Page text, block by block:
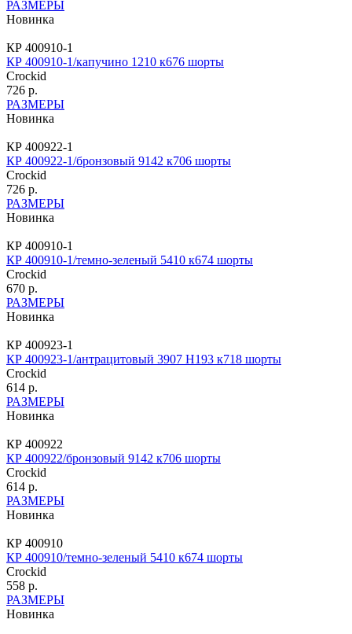
РАЗМЕРЫ
Новинка
КР 400910-1
КР 400910-1/капучино 1210 к676 шорты
Crockid
726 р.
РАЗМЕРЫ
Новинка
КР 400922-1
КР 400922-1/бронзовый 9142 к706 шорты
Crockid
726 р.
РАЗМЕРЫ
Новинка
КР 400910-1
КР 400910-1/темно-зеленый 5410 к674 шорты
Crockid
670 р.
РАЗМЕРЫ
Новинка
КР 400923-1
КР 400923-1/антрацитовый 3907 Н193 к718 шорты
Crockid
614 р.
РАЗМЕРЫ
Новинка
КР 400922
КР 400922/бронзовый 9142 к706 шорты
Crockid
614 р.
РАЗМЕРЫ
Новинка
КР 400910
КР 400910/темно-зеленый 5410 к674 шорты
Crockid
558 р.
РАЗМЕРЫ
Новинка